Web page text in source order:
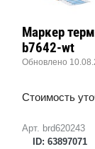
Арт. brd620243
ID: 63897071
Маркер
b7642-wt
Обновлено
Стоимость